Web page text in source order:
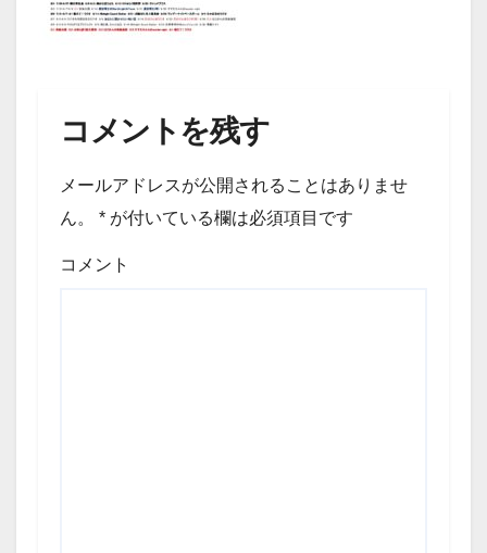
コメントを残す
メールアドレスが公開されることはありませ
ん。
* が付いている欄は必須項目です
コメント